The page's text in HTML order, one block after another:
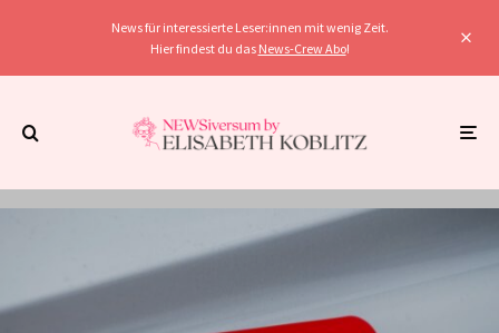
News für interessierte Leser:innen mit wenig Zeit.
Hier findest du das News-Crew Abo!